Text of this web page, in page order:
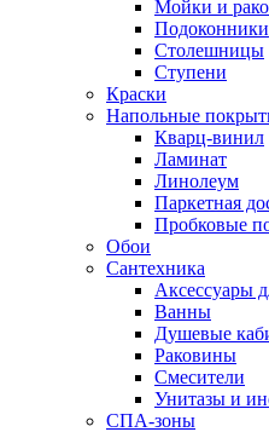
Мойки и
Подоконники
Столешницы
Ступени
Краски
Напольные
Кварц-винил
Ламинат
Линолеум
Паркетная
Пробковые
Обои
Сантехника
Аксессуары
Ванны
Душевые
Раковины
Смесители
Унитазы и
СПА-зоны